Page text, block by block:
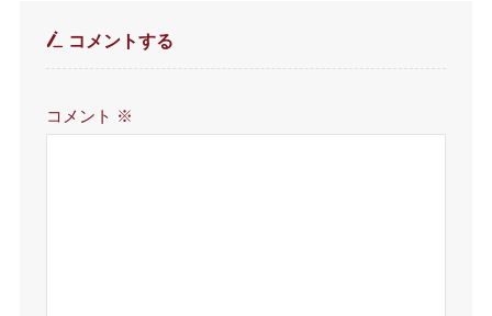
コメントする
コメント ※